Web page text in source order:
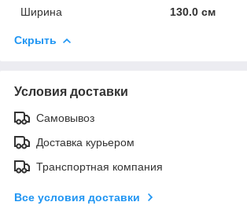
Ширина
130.0 см
Скрыть
Условия доставки
Самовывоз
Доставка курьером
Транспортная компания
Все условия доставки